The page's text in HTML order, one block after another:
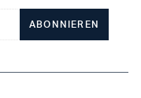
ABONNIEREN